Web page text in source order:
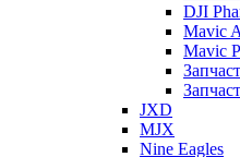
DJI
Mavic
Mavic
JXD
MJX
Nine Eagles